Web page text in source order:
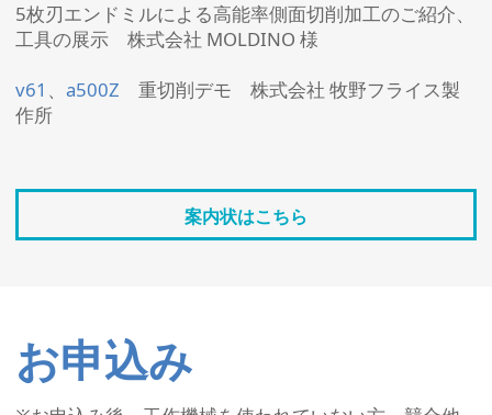
5枚刃エンドミルによる高能率側面切削加工のご紹介、
工具の展示 株式会社 MOLDINO 様
v61 、 a500Z 重切削デモ 株式会社 牧野フライス製
作所
案内状はこちら
お申込み